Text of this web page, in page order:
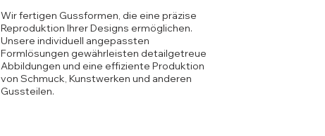
Wir fertigen Gussformen, die eine präzise
Reproduktion Ihrer Designs ermöglichen.
Unsere individuell angepassten
Formlösungen gewährleisten detailgetreue
Abbildungen und eine effiziente Produktion
von Schmuck, Kunstwerken und anderen
Gussteilen.